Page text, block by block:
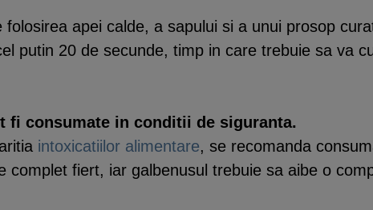
apei calde, a sapului si a unui prosop
putin 20 de secunde, timp in care trebuie sa va
fi consumate in conditii de siguranta.
intoxicatiilor alimentare, se recomanda
complet fiert, iar galbenusul trebuie sa aibe o